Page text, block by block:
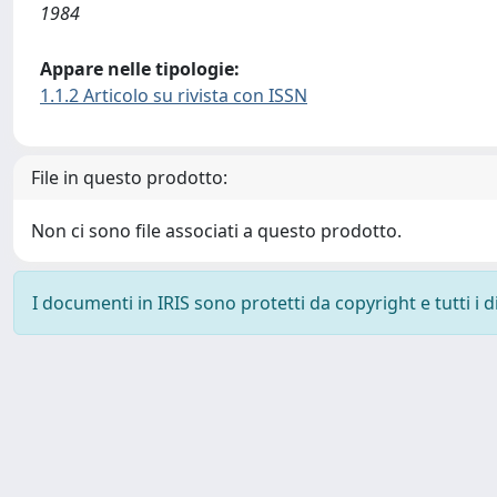
1984
Appare nelle tipologie:
1.1.2 Articolo su rivista con ISSN
File in questo prodotto:
Non ci sono file associati a questo prodotto.
I documenti in IRIS sono protetti da copyright e tutti i